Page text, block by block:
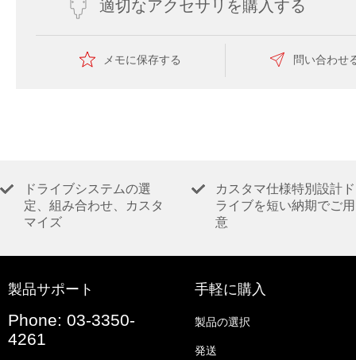
適切なアクセサリを購入する
メモに保存する 問い合わせ
ドライブシステムの選
定、組み合わせ、カスタ
マイズ
カスタマ仕様特別設計ド
ライブを短い納期でご用
意
製品サポート
Phone: 03-3350-
4261
手軽に購入
製品の選択
発送